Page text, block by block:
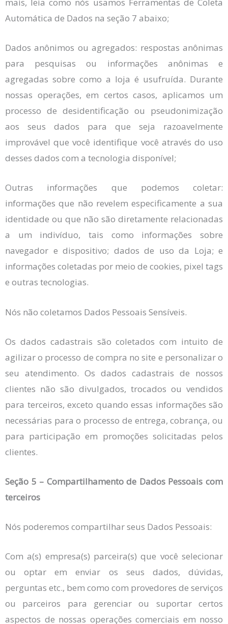
Automática de Dados na seção 7 abaixo;
Dados anônimos ou agregados: respostas anônimas
para pesquisas ou informações anônimas e
agregadas sobre como a loja é usufruída. Durante
nossas operações, em certos casos, aplicamos um
processo de desidentificação ou pseudonimização
aos seus dados para que seja razoavelmente
improvável que você identifique você através do uso
desses dados com a tecnologia disponível;
Outras informações que podemos coletar:
informações que não revelem especificamente a sua
identidade ou que não são diretamente relacionadas
a um indivíduo, tais como informações sobre
navegador e dispositivo; dados de uso da Loja; e
informações coletadas por meio de cookies, pixel tags
e outras tecnologias.
Nós não coletamos Dados Pessoais Sensíveis.
Os dados cadastrais são coletados com intuito de
agilizar o processo de compra no site e personalizar o
seu atendimento. Os dados cadastrais de nossos
clientes não são divulgados, trocados ou vendidos
para terceiros, exceto quando essas informações são
necessárias para o processo de entrega, cobrança, ou
para participação em promoções solicitadas pelos
clientes.
Seção 5 – Compartilhamento de Dados Pessoais com
terceiros
Nós poderemos compartilhar seus Dados Pessoais:
Com a(s) empresa(s) parceira(s) que você selecionar
ou optar em enviar os seus dados, dúvidas,
perguntas etc., bem como com provedores de serviços
ou parceiros para gerenciar ou suportar certos
aspectos de nossas operações comerciais em nosso